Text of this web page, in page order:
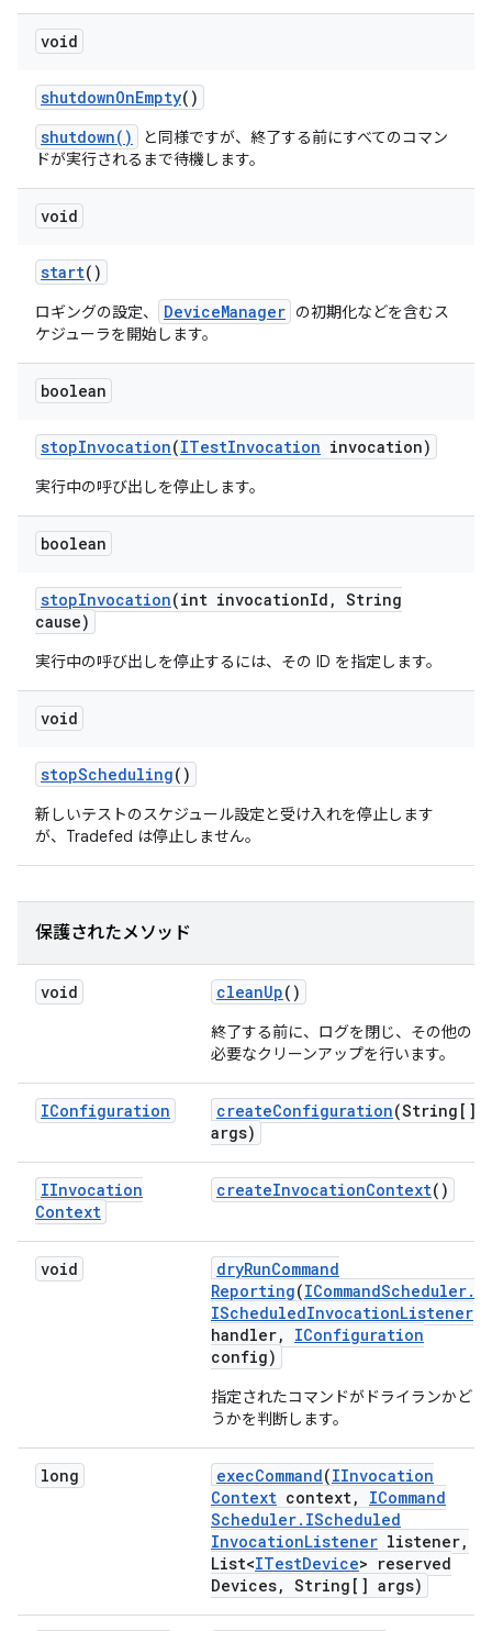
void
shutdownOnEmpty()
shutdown()
と同様ですが、終了する前にすべてのコマン
ドが実行されるまで待機します。
void
start()
ロギングの設定、 DeviceManager の初期化などを含むス
ケジューラを開始します。
boolean
stopInvocation(ITestInvocation invocation)
実行中の呼び出しを停止します。
boolean
stopInvocation(int invocationId , String
cause)
実行中の呼び出しを停止するには、その ID を指定します。
void
stopScheduling()
新しいテストのスケジュール設定と受け入れを停止します
が、Tradefed は停止しません。
保護されたメソッド
void cleanUp()
終了する前に、ログを閉じ、その他の
必要なクリーンアップを行います。
IConfiguration createConfiguration(String[]
args)
IInvocation
Context
createInvocationContext()
void dryRunCommand
Reporting(ICommandScheduler.
IScheduledInvocationListener
handler,
IConfiguration
config)
指定されたコマンドがドライランかど
うかを判断します。
long execCommand(IInvocation
Context context,
ICommand
Scheduler. IScheduled
InvocationListener listener,
List<ITestDevice> reserved
Devices, String[] args)